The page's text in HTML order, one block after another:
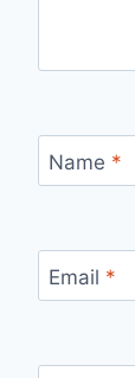
Name *
Email *